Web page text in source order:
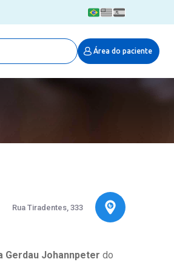
Área do paciente
e Segurança em saúde
Hospital Moinhos de Vento
Atendimento Digital
Rua Tiradentes, 333
Gerdau Johannpeter do